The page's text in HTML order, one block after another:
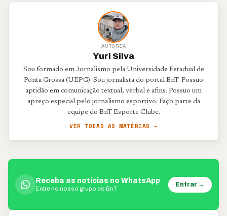
AUTORIA
Yuri Silva
Sou formado em Jornalismo pela Universidade Estadual de
Ponta Grossa (UEPG). Sou jornalista do portal BnT. Possuo
aptidão em comunicação textual, verbal e afins. Possuo um
apreço especial pelo jornalismo esportivo. Faço parte da
equipe do BnT Esporte Clube.
VER TODAS AS MATÉRIAS →
Receba as notícias no WhatsApp
Entre no nosso grupo do BnT
Entrar →